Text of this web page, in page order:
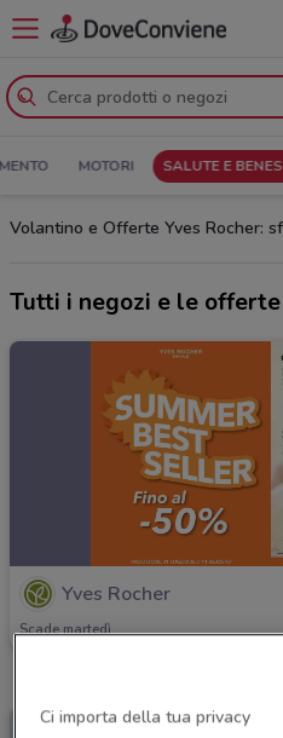
MOTORI SALUTE E
Volantino e Offerte Yves Rocher:
Tutti i negozi e le offerte
Yves Rocher
Scade martedì
Ci importa della tua privacy